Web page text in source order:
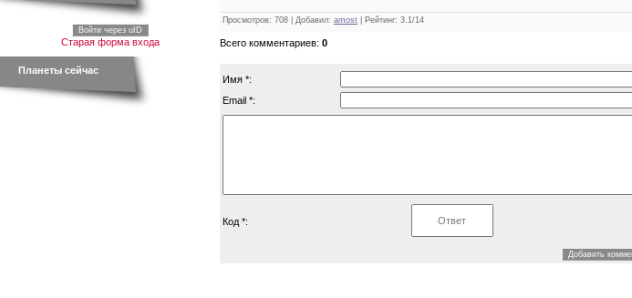
Войти через uID
Старая форма входа
Планеты сейчас
Просмотров: 708 | Добавил: amost Рейтинг: 3.1 /14
Всего комментариев: 0
Имя *:
Email *:
Код *: